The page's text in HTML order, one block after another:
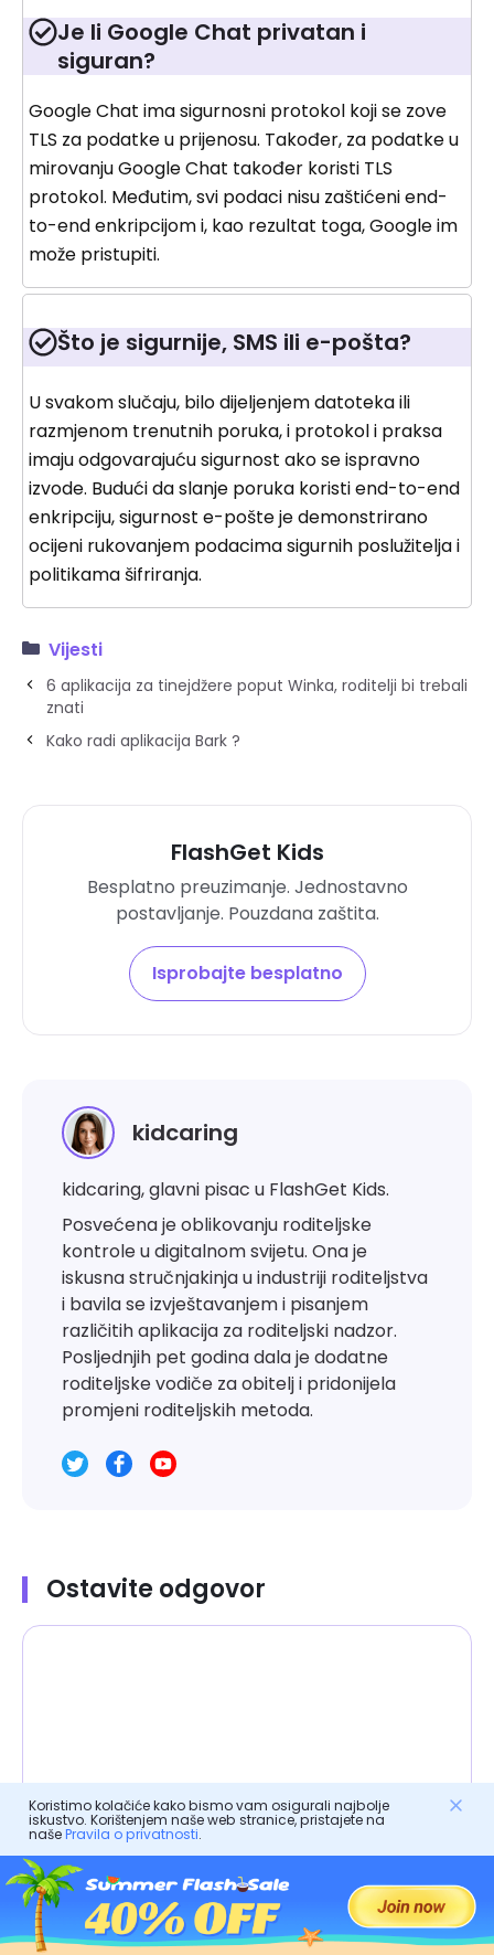
Je li Google Chat privatan i
siguran?
Google Chat ima sigurnosni protokol koji se zove
TLS za podatke u prijenosu. Također, za podatke u
mirovanju Google Chat također koristi TLS
protokol. Međutim, svi podaci nisu zaštićeni end-
to-end enkripcijom i, kao rezultat toga, Google im
može pristupiti.
Što je sigurnije, SMS ili e-pošta?
U svakom slučaju, bilo dijeljenjem datoteka ili
razmjenom trenutnih poruka, i protokol i praksa
imaju odgovarajuću sigurnost ako se ispravno
izvode. Budući da slanje poruka koristi end-to-end
enkripciju, sigurnost e-pošte je demonstrirano
ocijeni rukovanjem podacima sigurnih poslužitelja i
politikama šifriranja.
Vijesti
6 aplikacija za tinejdžere poput Winka, roditelji bi trebali
znati
Kako radi aplikacija Bark ?
FlashGet Kids
Besplatno preuzimanje. Jednostavno
postavljanje. Pouzdana zaštita.
Isprobajte besplatno
kidcaring
kidcaring, glavni pisac u FlashGet Kids.
Posvećena je oblikovanju roditeljske
kontrole u digitalnom svijetu. Ona je
iskusna stručnjakinja u industriji roditeljstva
i bavila se izvještavanjem i pisanjem
različitih aplikacija za roditeljski nadzor.
Posljednjih pet godina dala je dodatne
roditeljske vodiče za obitelj i pridonijela
promjeni roditeljskih metoda.
Ostavite odgovor
Koristimo kolačiće kako bismo vam osigurali najbolje
iskustvo. Korištenjem naše web stranice, pristajete na
našePravila o privatnosti.